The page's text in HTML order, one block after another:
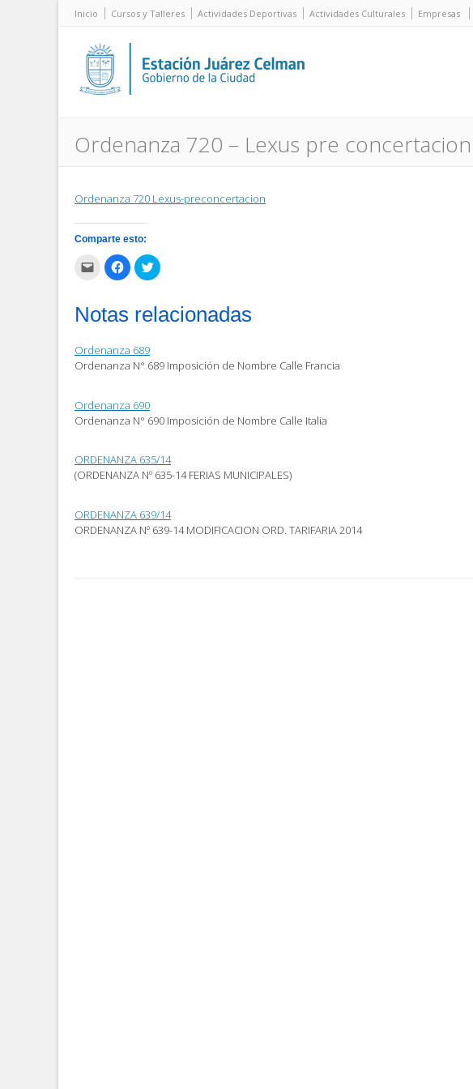
Inicio Cursos y Talleres Actividades Deportivas Actividades Culturales Empresas
Ordenanza 720 – Lexus pre concertacion
Ordenanza 720 Lexus-preconcertacion
Comparte esto:
Haz
clic
para
correo
electrónico
amigo
(Se
abre
ventana
nueva)
Haz
clic
para
Facebook
(Se
una
ventana
nueva)
Haz
clic
en
Twitter
(Se
ventana
nueva)
Notas relacionadas
Ordenanza 689
Ordenanza N° 689 Imposición de Nombre Calle Francia
Ordenanza 690
Ordenanza N° 690 Imposición de Nombre Calle Italia
ORDENANZA 635/14
(ORDENANZA Nº 635-14 FERIAS MUNICIPALES)
ORDENANZA 639/14
ORDENANZA Nº 639-14 MODIFICACION ORD. TARIFARIA 2014